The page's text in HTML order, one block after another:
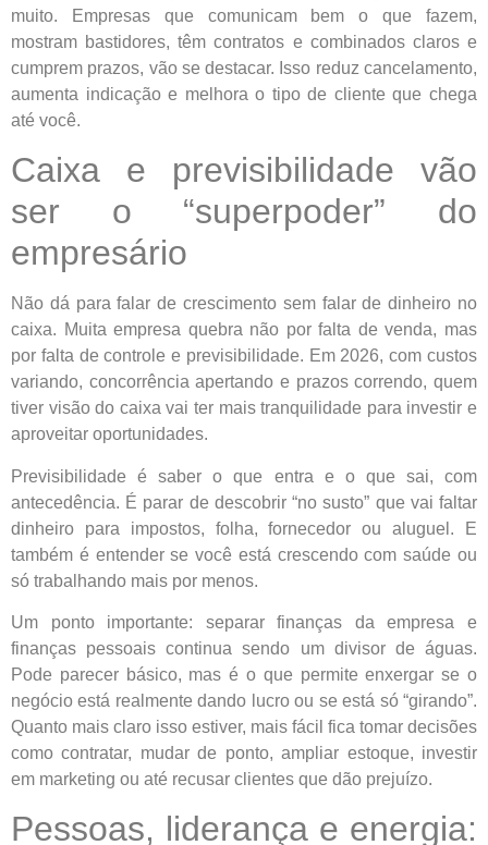
muito. Empresas que comunicam bem o que fazem,
mostram bastidores, têm contratos e combinados claros e
cumprem prazos, vão se destacar. Isso reduz cancelamento,
aumenta indicação e melhora o tipo de cliente que chega
até você.
Caixa e previsibilidade vão
ser o “superpoder” do
empresário
Não dá para falar de crescimento sem falar de dinheiro no
caixa. Muita empresa quebra não por falta de venda, mas
por falta de controle e previsibilidade. Em 2026, com custos
variando, concorrência apertando e prazos correndo, quem
tiver visão do caixa vai ter mais tranquilidade para investir e
aproveitar oportunidades.
Previsibilidade é saber o que entra e o que sai, com
antecedência. É parar de descobrir “no susto” que vai faltar
dinheiro para impostos, folha, fornecedor ou aluguel. E
também é entender se você está crescendo com saúde ou
só trabalhando mais por menos.
Um ponto importante: separar finanças da empresa e
finanças pessoais continua sendo um divisor de águas.
Pode parecer básico, mas é o que permite enxergar se o
negócio está realmente dando lucro ou se está só “girando”.
Quanto mais claro isso estiver, mais fácil fica tomar decisões
como contratar, mudar de ponto, ampliar estoque, investir
em marketing ou até recusar clientes que dão prejuízo.
Pessoas, liderança e energia: